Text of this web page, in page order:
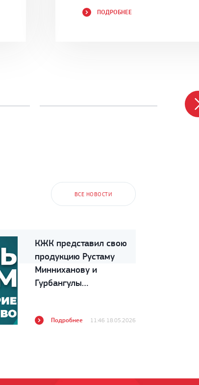
ПОДРОБНЕЕ
ВСЕ НОВОСТИ
КЖК представил свою
продукцию Рустаму
Минниханову и
Гурбангулы
Подробнее 11:46 18.05.2026